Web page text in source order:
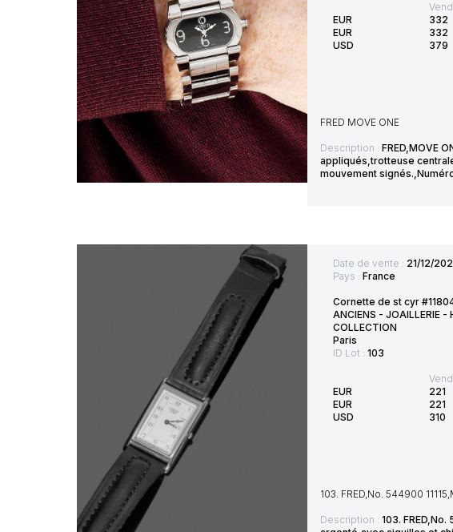
EUR
EUR
USD
332
332
379
FRED MOVE ONE
Description : FRED,MOVE
appliqués,trotteuse
mouvement
Date de vente : 21/12/
Pays : France
Cornette de st cyr
ANCIENS - JOAILLERIE -
COLLECTION
Paris
ID Lot : 103
EUR
EUR
USD
221
221
310
103. FRED,No. 544900
Description : 103.